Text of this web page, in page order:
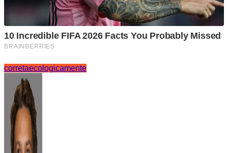
corretaecologicamente